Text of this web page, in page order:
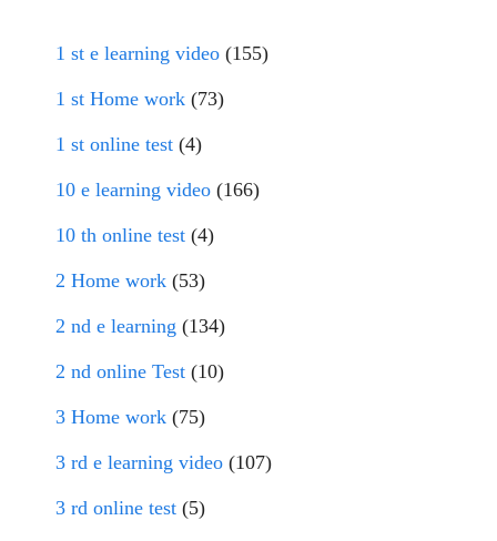
1 st e learning video (155)
1 st Home work (73)
1 st online test (4)
10 e learning video (166)
10 th online test (4)
2 Home work (53)
2 nd e learning (134)
2 nd online Test (10)
3 Home work (75)
3 rd e learning video (107)
3 rd online test (5)